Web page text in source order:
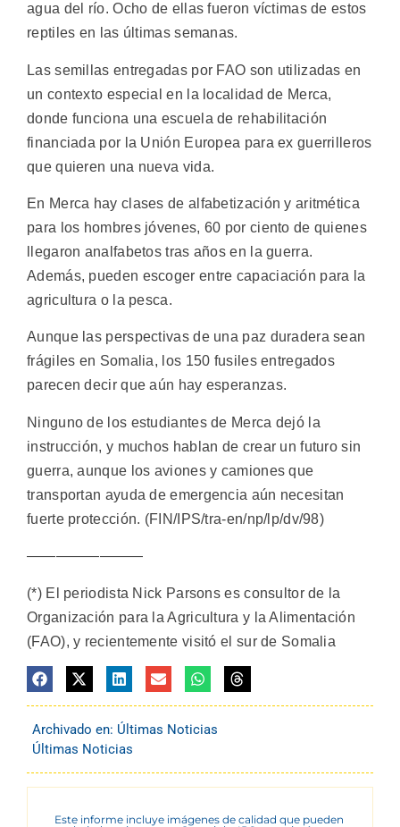
agua del río. Ocho de ellas fueron víctimas de estos
reptiles en las últimas semanas.
Las semillas entregadas por FAO son utilizadas en
un contexto especial en la localidad de Merca,
donde funciona una escuela de rehabilitación
financiada por la Unión Europea para ex guerrilleros
que quieren una nueva vida.
En Merca hay clases de alfabetización y aritmética
para los hombres jóvenes, 60 por ciento de quienes
llegaron analfabetos tras años en la guerra.
Además, pueden escoger entre capaciación para la
agricultura o la pesca.
Aunque las perspectivas de una paz duradera sean
frágiles en Somalia, los 150 fusiles entregados
parecen decir que aún hay esperanzas.
Ninguno de los estudiantes de Merca dejó la
instrucción, y muchos hablan de crear un futuro sin
guerra, aunque los aviones y camiones que
transportan ayuda de emergencia aún necesitan
fuerte protección. (FIN/IPS/tra-en/np/lp/dv/98)
————————
(*) El periodista Nick Parsons es consultor de la
Organización para la Agricultura y la Alimentación
(FAO), y recientemente visitó el sur de Somalia
Archivado en: Últimas Noticias
Últimas Noticias
Este informe incluye imágenes de calidad que pueden